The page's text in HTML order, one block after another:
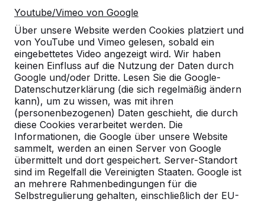
Youtube/Vimeo von Google
Über unsere Website werden Cookies platziert und
von YouTube und Vimeo gelesen, sobald ein
eingebettetes Video angezeigt wird. Wir haben
keinen Einfluss auf die Nutzung der Daten durch
Google und/oder Dritte. Lesen Sie die Google-
Datenschutzerklärung (die sich regelmäßig ändern
kann), um zu wissen, was mit ihren
(personenbezogenen) Daten geschieht, die durch
diese Cookies verarbeitet werden. Die
Informationen, die Google über unsere Website
sammelt, werden an einen Server von Google
übermittelt und dort gespeichert. Server-Standort
sind im Regelfall die Vereinigten Staaten. Google ist
an mehrere Rahmenbedingungen für die
Selbstregulierung gehalten, einschließlich der EU-
Ort oder Postleitzahl suchen
Zie ook
Hattersheim
Hattersheim
am Main
Hofheim
Lorsbach